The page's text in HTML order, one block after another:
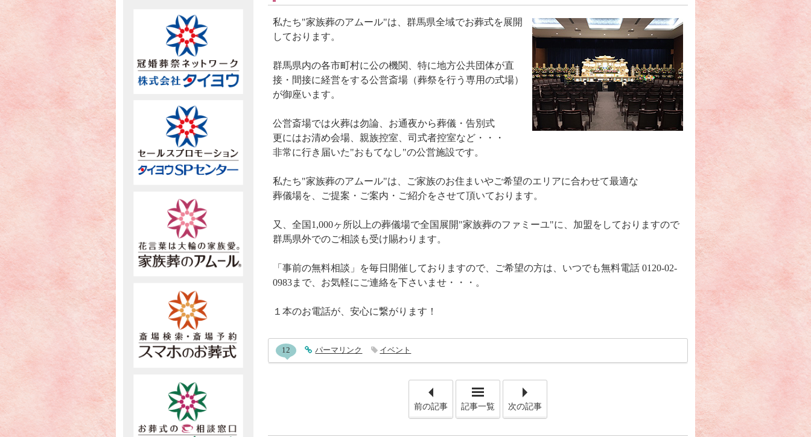
私たち"家族葬のアムール"は、群馬県全域でお葬式を展開
しております。
群馬県内の各市町村に公の機関、特に地方公共団体が直
接・間接に経営をする公営斎場（葬祭を行う専用の式場）
が御座います。
公営斎場では火葬は勿論、お通夜から葬儀・告別式
更にはお清め会場、親族控室、司式者控室など・・・
非常に行き届いた"おもてなし"の公営施設です。
私たち"家族葬のアムール"は、ご家族のお住まいやご希望のエリアに合わせて最適な
葬儀場を、ご提案・ご案内・ご紹介をさせて頂いております。
又、全国1,000ヶ所以上の葬儀場で全国展開"家族葬のファミーユ"に、加盟をしておりますので
群馬県外でのご相談も受け賜わります。
「事前の無料相談」を毎日開催しておりますので、ご希望の方は、いつでも無料電話 0120-02-
0983まで、お気軽にご連絡を下さいませ・・・。
１本のお電話が、安心に繋がります！
entry646コメント
12 entry646
パーマリンク イベント
前の記事 記事一覧
「【仏式での香典のマナー】」
次の記事